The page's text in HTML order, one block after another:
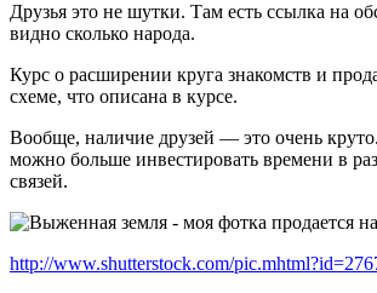
Друзья это не шутки. Там есть ссылка на
видно сколько народа.
Курс о расширении круга знакомств и
схеме, что описана в курсе.
Вообще, наличие друзей — это очень
можно больше инвестировать времени в
связей.
http://www.shutterstock.com/